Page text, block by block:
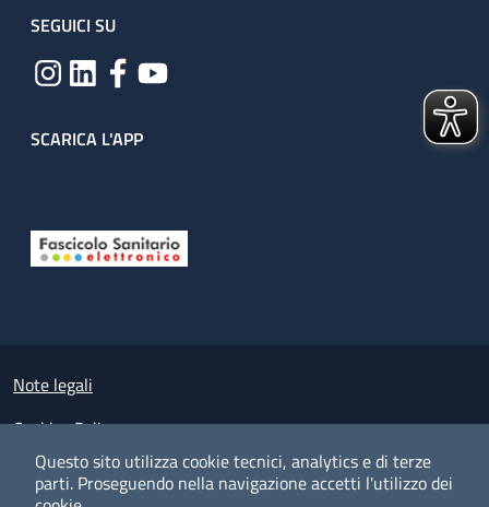
Questo sito utilizza cookie tecnici, analytics e di terze
parti. Proseguendo nella navigazione accetti l'utilizzo dei
SEGUICI SU
SCARICA L'APP
Small prints
Note legali
Cookies Policy
Policy privacy e protezione del dato personale